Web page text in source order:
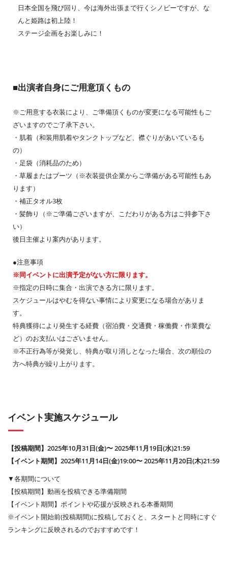
日本全国を飛び回り、今は海外出張まで行くシノビーですが、な
んと姫路は初上陸！
ステージ企画をお楽しみに！
■出演者自身にご用意頂くもの
※ご用意する衣装により、ご準備頂くものが変更になる可能性もご
ざいますのでご了承下さい。
・肌着（和装用肌着やタンクトップなど、襟ぐりがあいているも
の）
・足袋（消耗品のため）
・草履またはブーツ（※衣装提供企業からご準備がある可能性もあ
ります）
・補正タオル3枚
・髪飾り（※ご準備ございますが、こだわりがある方はご持参下さ
い）
後日主催より案内があります。
●注意事項
※同イベントに出演予定がない方に限ります。
※指定の日時に集合・出演できる方に限ります。
スケジュールはやむを得ない事情により変更になる場合がありま
す。
特典獲得により発生する経費（宿泊費・交通費・稼働費・作業費な
ど）のお支払いはございません。
※不正行為等が発覚し、特典が取り消しとなった場合、次の順位の
方へ特典が繰り上がります。
イベント実施スケジュール
【投稿期間】2025年10月31日(金)〜 2025年11月19日(水)21:59
【イベント期間】2025年11月14日(金)19:00〜 2025年11月20日(木)21:59
▼各期間について
【投稿期間】動画を投稿できる準備期間
【イベント期間】ポイントや応援が反映される本番期間
※イベント開始前(投稿期間)に投稿しておくと、スタートと同時にすぐ
ランキングに反映されるのでおすすめです！